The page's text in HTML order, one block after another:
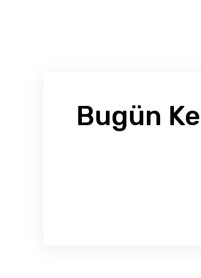
Bugün